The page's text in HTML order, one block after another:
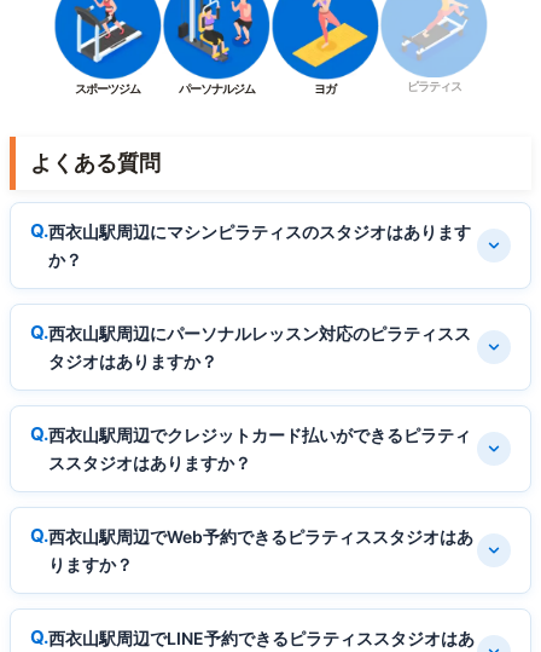
スポーツジム パーソナルジム ヨガ ピラティス
よくある質問
西衣山駅周辺にマシンピラティスのスタジオはあります
か？
西衣山駅周辺にパーソナルレッスン対応のピラティスス
タジオはありますか？
西衣山駅周辺でクレジットカード払いができるピラティ
ススタジオはありますか？
西衣山駅周辺でWeb予約できるピラティススタジオはあ
りますか？
西衣山駅周辺でLINE予約できるピラティススタジオはあ